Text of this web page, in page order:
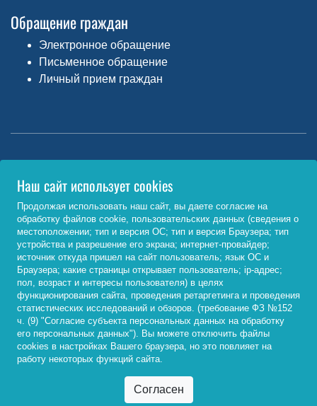
Обращение граждан
Электронное обращение
Письменное обращение
Личный прием граждан
Министерство науки и высшего образования РФ
http://www.minobrnauki.gov.ru/
Министерство просвещения РФ
https://edu.gov.ru/
Федеральный портал «Российское образование»
http://www.edu.ru/
© 2026, ФГБОУ ВО «Байкальский государственный
университет»
Наш сайт использует cookies
Продолжая использовать наш сайт, вы даете согласие на
обработку файлов cookie, пользовательских данных (сведения о
местоположении; тип и версия ОС; тип и версия Браузера; тип
устройства и разрешение его экрана; интернет-провайдер;
источник откуда пришел на сайт пользователь; язык ОС и
Браузера; какие страницы открывает пользователь; ip-адрес;
пол, возраст и интересы пользователя) в целях
функционирования сайта, проведения ретаргетинга и проведения
статистических исследований и обзоров. (требование ФЗ №152
ч. (9) "Согласие субъекта персональных данных на обработку
его персональных данных"). Вы можете отключить файлы
cookies в настройках Вашего браузера, но это повлияет на
работу некоторых функций сайта.